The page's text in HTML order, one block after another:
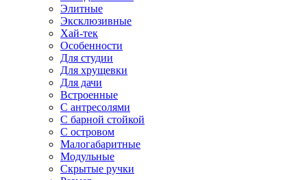
Элитные
Эксклюзивные
Хай-тек
Особенности
Для студии
Для хрущевки
Для дачи
Встроенные
С антресолями
С барной стойкой
С островом
Малогабаритные
Модульные
Скрытые ручки